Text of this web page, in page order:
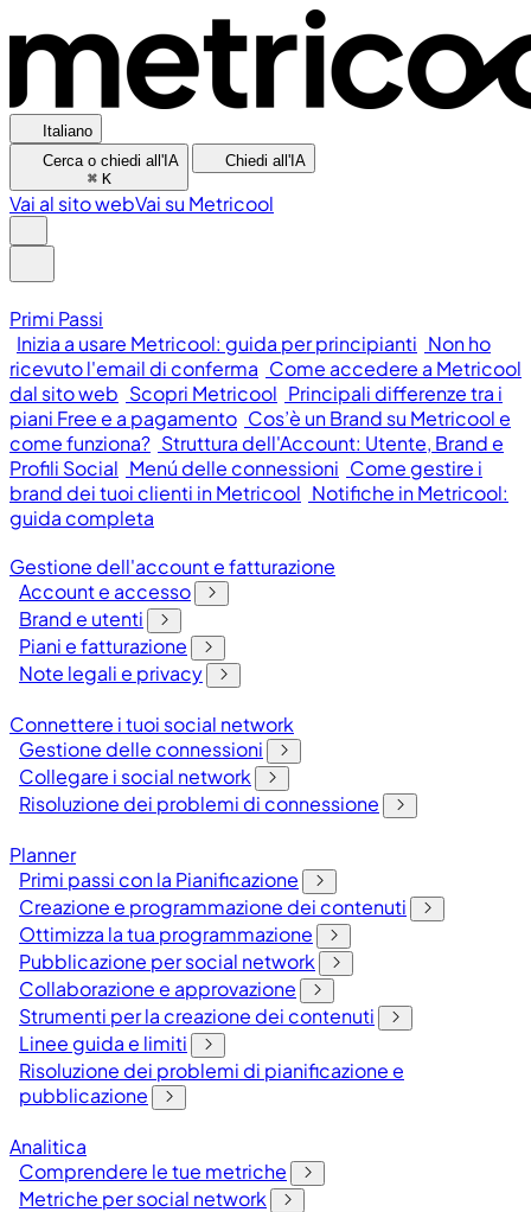
Italiano
Cerca o chiedi all'IA
⌘ K
Chiedi all'IA
Vai al sito webVai su Metricool
Primi Passi
Inizia a usare Metricool: guida per principianti Non ho
ricevuto l'email di conferma Come accedere a Metricool
dal sito web Scopri Metricool Principali differenze tra i
piani Free e a pagamento Cos’è un Brand su Metricool e
come funziona? Struttura dell'Account: Utente, Brand e
Profili Social Menú delle connessioni Come gestire i
brand dei tuoi clienti in Metricool Notifiche in Metricool:
guida completa
Gestione dell'account e fatturazione
Account e accesso
Brand e utenti
Piani e fatturazione
Note legali e privacy
Connettere i tuoi social network
Gestione delle connessioni
Collegare i social network
Risoluzione dei problemi di connessione
Planner
Primi passi con la Pianificazione
Creazione e programmazione dei contenuti
Ottimizza la tua programmazione
Pubblicazione per social network
Collaborazione e approvazione
Strumenti per la creazione dei contenuti
Linee guida e limiti
Risoluzione dei problemi di pianificazione e
pubblicazione
Analitica
Comprendere le tue metriche
Metriche per social network